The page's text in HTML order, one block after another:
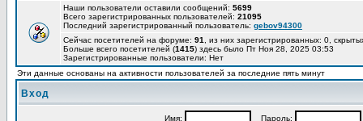
Наши пользователи оставили сообщений: 5699
Всего зарегистрированных пользователей: 21095
Последний зарегистрированный пользователь: gebov94300
Сейчас посетителей на форуме: 91
, из них зарегистрированных: 0,
Больше всего посетителей (1415) здесь было Пт Ноя 28, 2025 03:53
Зарегистрированные пользователи: Нет
Эти данные основаны на активности пользователей за последние пять минут
Вход
Имя: Пароль: